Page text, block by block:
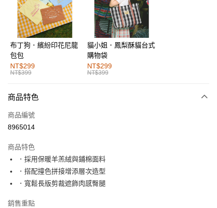
LINE Pay
街口支付
運送方式
全家取貨付款
每筆NT$60，滿NT$1,000(含以上)免運費
付款後全家取貨
萊爾富取貨付款
付款後萊爾富取貨
每筆NT$60，滿NT$1,000(含以上)免運費
7-11取貨付款
每筆NT$60，滿NT$1,000(含以上)免運費
布丁狗．繽紛印花尼龍
包包
NT$299
NT$399
貓小姐．鳳梨酥貓台式
購物袋
NT$299
NT$399
商品特色
商品編號
8965014
商品特色
．採用保暖羊羔絨與鋪棉面料
．搭配撞色拼接增添層次造型
．寬鬆長版剪裁遮飾肉感臀腿
銷售重點